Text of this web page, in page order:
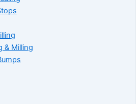
& Milling